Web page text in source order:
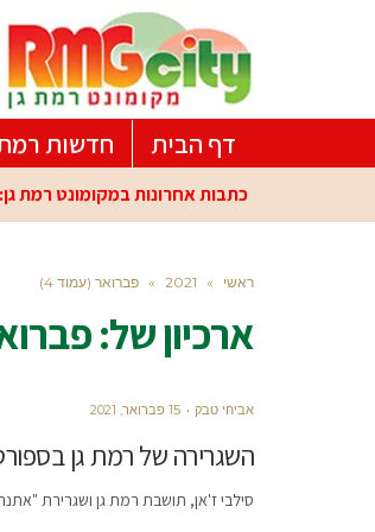
דף הבית חדשות
כתבות אחרונות במקומונט רמת גן:
ראשי »
2021
» פברואר (עמוד 4)
ארכיון של:פברואר
אביחי טבק 15 פברואר, 2021
השגרירה של רמת גן
סילבי ז'אן, תושבת רמת גן ושגרירת